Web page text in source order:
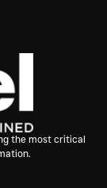
the most critical